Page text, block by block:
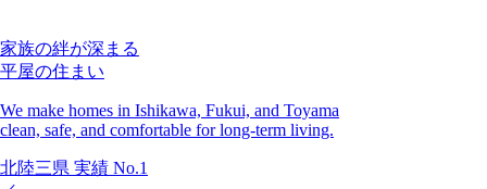
家族の絆が深まる
平屋の住まい
We make homes in Ishikawa, Fukui, and Toyama
clean, safe, and comfortable for long-term living.
北陸三県 実績 No.1